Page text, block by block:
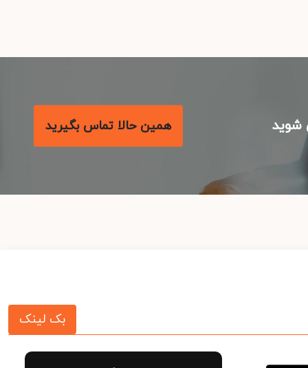
همین حالا تماس بگیرید
بک لینک